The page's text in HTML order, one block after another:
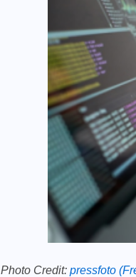
Photo Credit: pressfoto